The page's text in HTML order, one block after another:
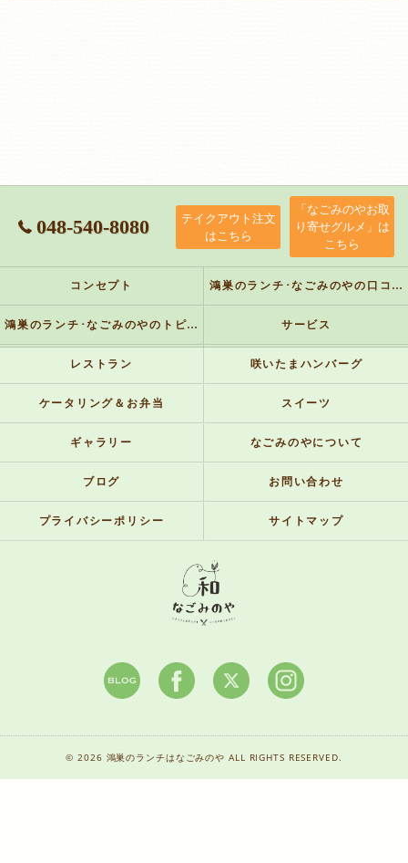
048-540-8080
テイクアウト注文
はこちら
「なごみのやお取
り寄せグルメ」は
こちら
コンセプト 鴻巣のランチ･なごみのやの口コミ情報
鴻巣のランチ･なごみのやのトピックス サービス
レストラン 咲いたまハンバーグ
ケータリング＆お弁当 スイーツ
ギャラリー なごみのやについて
ブログ お問い合わせ
プライバシーポリシー サイトマップ
© 2026 鴻巣のランチはなごみのや ALL RIGHTS RESERVED.